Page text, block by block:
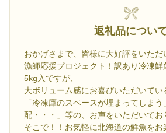
返礼品につい
おかげさまで、皆様に大好評をいただ
漁師応援プロジェクト！訳あり冷凍鮮
5kg入ですが、
大ボリューム感にお喜びいただいてい
「冷凍庫のスペースが埋まってしま
配・・・」等の、お声をいただいてお
そこで！！お気軽に北海道の鮮魚をお